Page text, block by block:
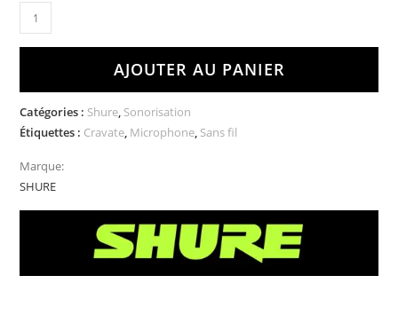
AJOUTER AU PANIER
Catégories : Shure, Sonorisation
Étiquettes : Cravate, Microphone, Sans fil
Marque:
SHURE